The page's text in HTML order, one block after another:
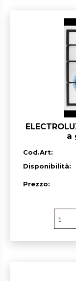
a
Cod.Art:
Disponibilità:
Prezzo: